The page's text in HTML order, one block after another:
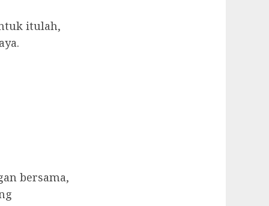
itulah,
bersama,